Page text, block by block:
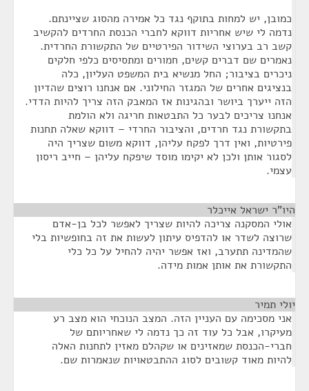
כמובן, יש למחות בתוקף נגד כל אמירה מהסוג שציינתם.
נדמה לי שיש אחריות דווקא לחברי הכנסת החרדים להקשיב
קשב רב בערוצי השידור הפירטיים של התקשורת החרדית.
נאמרים שם דברים קשים, חמורים ומתסיסים כלפי חלקים
ניכרים בציבור; החל מנשיא בית המשפט העליון, כלה
בנציגים אחרים של המגזר החילוני. אם אנחנו רוצים שהדיון
הזה ייערך ביושר ובהגינות אז המאבק הזה צריך להיות הדדי.
אנחנו צריכים לבער כל התבטאות חריגה ולא הולמת
בתקשורת נגד חרדים, והציבור החרדי – דווקא שאלה תחנות
פירטיות, ואין דרך לפקח עליהן, דווקא משום שצריך היה
לסגור אותן ולכן לא יקימו מוסד שיפקח עליהן – חייב ריסון
עצמי.
היו"ר ישראל אייכלר
אולי המסקנה צריכה להיות שצריך לאפשר לכל בן-אדם
שרוצה לשדר או להדפיס עיתון לעשות את זה בחופשיות בלי
שהמדינה תתערב, ואז אפשר יהיה להחיל על כל כלי
התקשורת את אותן אמות מידה.
יולי תמיר
אני מסכימה עם העניין הזה. המצב הנוכחי הוא מצב רע
מעיקרו, אבל כל עוד זה כך נדמה לי שאחריותם של
חברי-הכנסת שמאזינים או שקהלם מאזין לתחנות האלה
להיות מאוד קשובים לסוג ההתבטאויות שנאמרות שם.